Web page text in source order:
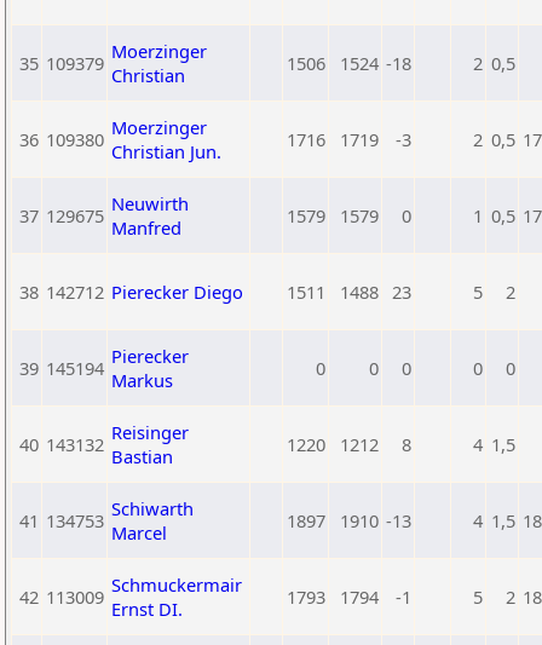
35 109379 Moerzinger
Christian
1506 1524 -18 2 0,5
36 109380 Moerzinger
Christian Jun.
1716 1719 -3 2 0,5
37 129675 Neuwirth
Manfred
1579 1579 0 1 0,5
38 142712 Pierecker Diego 1511 1488 23 5 2
39 145194 Pierecker
Markus
0 0 0 0 0
40 143132 Reisinger
Bastian
1220 1212 8 4 1,5
41 134753 Schiwarth
Marcel
1897 1910 -13 4 1,5
42 113009 Schmuckermair
Ernst DI.
1793 1794 -1 5 2